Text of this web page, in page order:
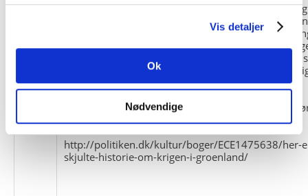
Vis detaljer
Ok
Nødvendige
og Marius Jensen som medlem. Marius Jensens
befinder sig i Militärhistorisches Museum i Dresden
(Tyskland). Kopierne af Friedrich Littmanns
klausuleret iht. aftalen med giveren og Franz
Kontakt venligst Arktisk Instituts ledelse i
brugen af materialet til studie- og
formål.
Nedenunder findes et link til en presseartikel
historien om Nordøstgrønlands Slædepatrulje:
http://politiken.dk/kultur/boger/ECE1475638/her-
skjulte-historie-om-krigen-i-groenland/